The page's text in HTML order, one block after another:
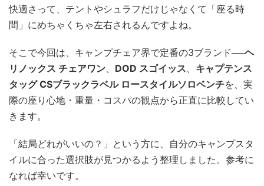
快適さって、テントやシュラフだけじゃなくて「座る時
間」にめちゃくちゃ左右されるんですよね。
そこで今回は、キャンプチェア界で定番の3ブランド──ヘ
リノックス チェアワン、 DOD スゴイッス、 キャプテンス
タッグ CSブラックラベル ロースタイルソロベンチを、実
際の座り心地・重量・コスパの観点から正直に比較してい
きます。
「結局どれがいいの？」という方に、自分のキャンプスタ
イルに合った選択肢が見つかるよう整理しました。参考に
なれば幸いです。